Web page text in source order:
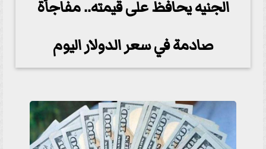
الجنيه يحافظ على قيمته.. مفاجأة
صادمة في سعر الدولار اليوم